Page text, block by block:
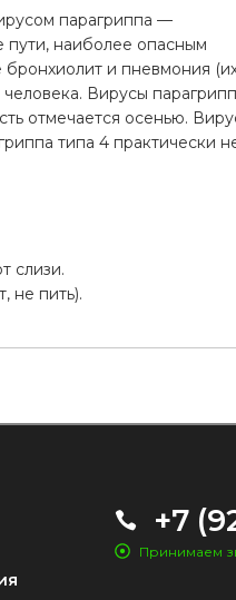
парагриппа —
пути, наиболее опасным
и пневмония
Вирусы
отмечается осенью.
типа 4 практически
слизи.
не пить).
+7
Принимаем